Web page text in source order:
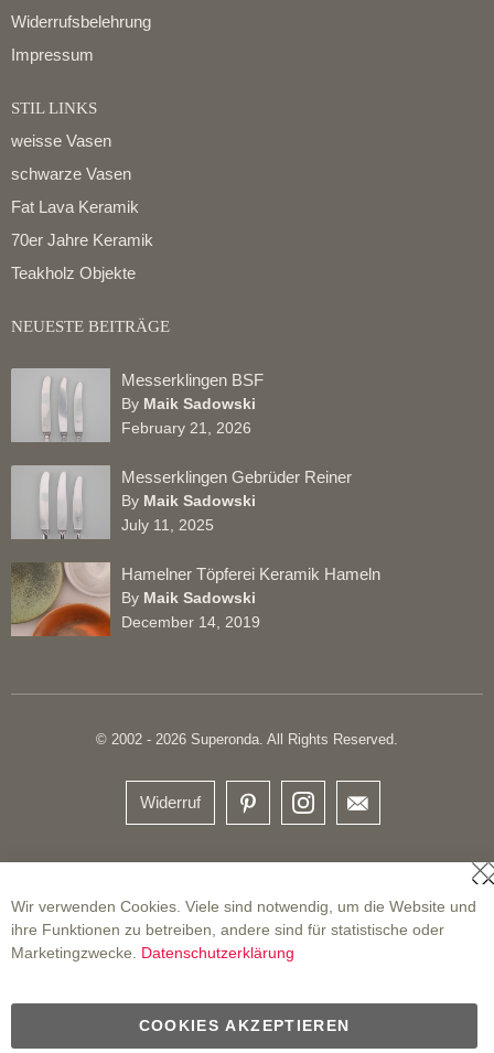
Widerrufsbelehrung
Impressum
STIL LINKS
weisse Vasen
schwarze Vasen
Fat Lava Keramik
70er Jahre Keramik
Teakholz Objekte
NEUESTE BEITRÄGE
Messerklingen BSF
By Maik Sadowski
February 21, 2026
Messerklingen Gebrüder Reiner
By Maik Sadowski
July 11, 2025
Hamelner Töpferei Keramik Hameln
By Maik Sadowski
December 14, 2019
© 2002 - 2026 Superonda. All Rights Reserved.
Widerruf
Wir verwenden Cookies. Viele sind notwendig, um die Website und
ihre Funktionen zu betreiben, andere sind für statistische oder
Marketingzwecke. Datenschutzerklärung
COOKIES AKZEPTIEREN